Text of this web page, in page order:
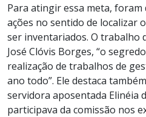
Para atingir essa meta, foram
ações no sentido de localizar
ser inventariados. O trabalho
José Clóvis Borges, “o
realização de trabalhos de
ano todo”. Ele destaca
servidora aposentada Elinéia
participava da comissão nos